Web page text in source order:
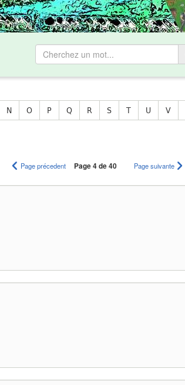
N O P Q R S T U V
Page précedent Page 4 de 40 Page suivante